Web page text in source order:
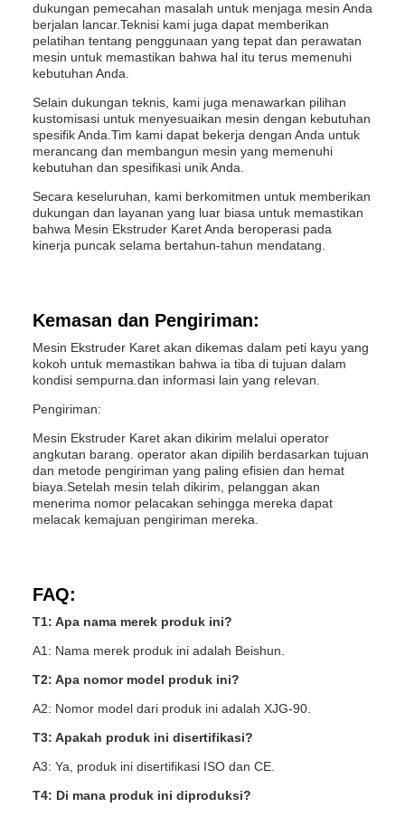
dukungan pemecahan masalah untuk menjaga mesin Anda
berjalan lancar.Teknisi kami juga dapat memberikan
pelatihan tentang penggunaan yang tepat dan perawatan
mesin untuk memastikan bahwa hal itu terus memenuhi
kebutuhan Anda.
Selain dukungan teknis, kami juga menawarkan pilihan
kustomisasi untuk menyesuaikan mesin dengan kebutuhan
spesifik Anda.Tim kami dapat bekerja dengan Anda untuk
merancang dan membangun mesin yang memenuhi
kebutuhan dan spesifikasi unik Anda.
Secara keseluruhan, kami berkomitmen untuk memberikan
dukungan dan layanan yang luar biasa untuk memastikan
bahwa Mesin Ekstruder Karet Anda beroperasi pada
kinerja puncak selama bertahun-tahun mendatang.
Kemasan dan Pengiriman:
Mesin Ekstruder Karet akan dikemas dalam peti kayu yang
kokoh untuk memastikan bahwa ia tiba di tujuan dalam
kondisi sempurna.dan informasi lain yang relevan.
Pengiriman:
Mesin Ekstruder Karet akan dikirim melalui operator
angkutan barang. operator akan dipilih berdasarkan tujuan
dan metode pengiriman yang paling efisien dan hemat
biaya.Setelah mesin telah dikirim, pelanggan akan
menerima nomor pelacakan sehingga mereka dapat
melacak kemajuan pengiriman mereka.
FAQ:
T1: Apa nama merek produk ini?
A1: Nama merek produk ini adalah Beishun.
T2: Apa nomor model produk ini?
A2: Nomor model dari produk ini adalah XJG-90.
T3: Apakah produk ini disertifikasi?
A3: Ya, produk ini disertifikasi ISO dan CE.
T4: Di mana produk ini diproduksi?